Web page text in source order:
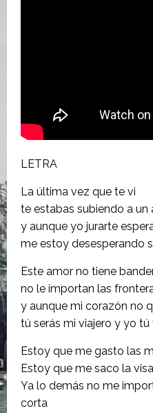
LETRA
La última vez que te vi
te estabas subiendo a un
y aunque yo jurarte
me estoy desesperando
Este amor no tiene
no le importan las
y aunque mi corazón no
tú serás mi viajero y yo tú
Estoy que me gasto las
Estoy que me saco la
Ya lo demás no me
corta